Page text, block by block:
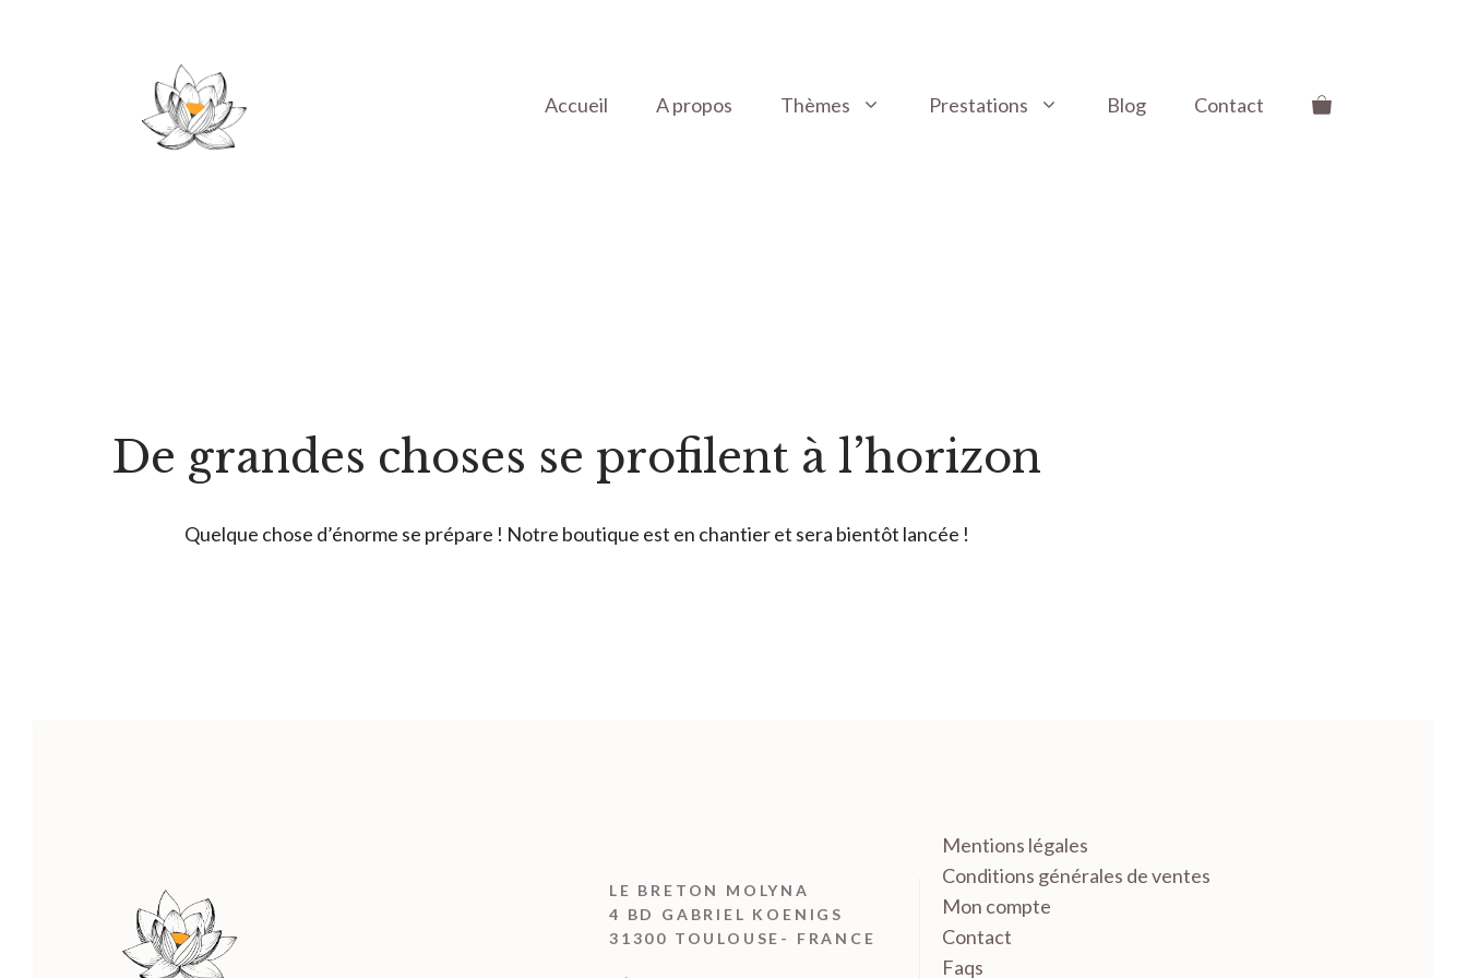
Accueil A propos Thèmes Prestations Blog Contact
De grandes choses se profilent à l’horizon
Quelque chose d’énorme se prépare ! Notre boutique est en chantier et sera bientôt lancée !
LE BRETON MOLYNA
4 BD GABRIEL KOENIGS
31300 TOULOUSE- FRANCE
Mentions légales
Conditions générales de ventes
Mon compte
Contact
Faqs